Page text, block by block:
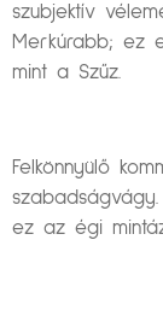
szubjektív
Merkúrabb; ez
mint a Szűz.
Felkönnyülő
ez az égi